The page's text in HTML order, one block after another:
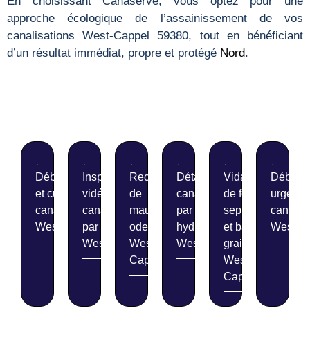
approche écologique de l’assainissement de vos
canalisations West-Cappel 59380, tout en bénéficiant
d’un résultat immédiat, propre et protégé Nord.
Débouchage
et curage de
canalisations
West-Cappel
Inspection
vidéo de
canalisations
par caméra
West-Cappel
Recherche
de
mauvaises
odeurs
West-
Cappel
Détartrage de
canalisations
par
hydrocurage
West-Cappel
Vidange
de fosses
septiques
et bacs à
graisse
West-
Cappel
urgent
West-